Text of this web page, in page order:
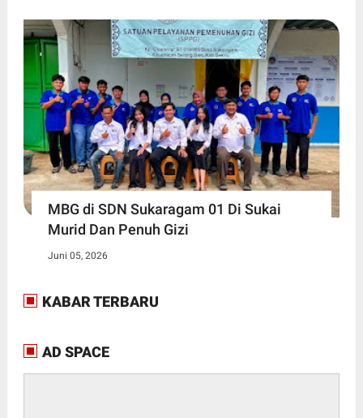
MBG di SDN Sukaragam 01 Di Sukai
Murid Dan Penuh Gizi
Juni 05, 2026
KABAR TERBARU
AD SPACE